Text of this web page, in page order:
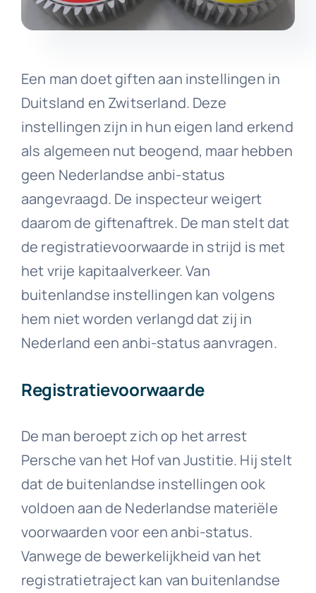
Een man doet giften aan instellingen in
Duitsland en Zwitserland. Deze
instellingen zijn in hun eigen land erkend
als algemeen nut beogend, maar hebben
geen Nederlandse anbi-status
aangevraagd. De inspecteur weigert
daarom de giftenaftrek. De man stelt dat
de registratievoorwaarde in strijd is met
het vrije kapitaalverkeer. Van
buitenlandse instellingen kan volgens
hem niet worden verlangd dat zij in
Nederland een anbi-status aanvragen.
Registratievoorwaarde
De man beroept zich op het arrest
Persche van het Hof van Justitie. Hij stelt
dat de buitenlandse instellingen ook
voldoen aan de Nederlandse materiële
voorwaarden voor een anbi-status.
Vanwege de bewerkelijkheid van het
registratietraject kan van buitenlandse